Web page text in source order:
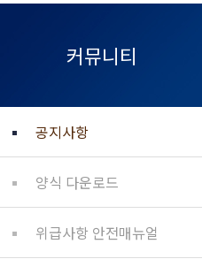
커뮤니티
공지사항
양식 다운로드
위급사항 안전매뉴얼